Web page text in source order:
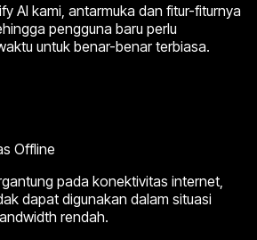
AI kami, antarmuka dan fitur-fiturnya
pengguna baru perlu
untuk benar-benar terbiasa.
Offline
pada konektivitas internet,
dapat digunakan dalam situasi
rendah.